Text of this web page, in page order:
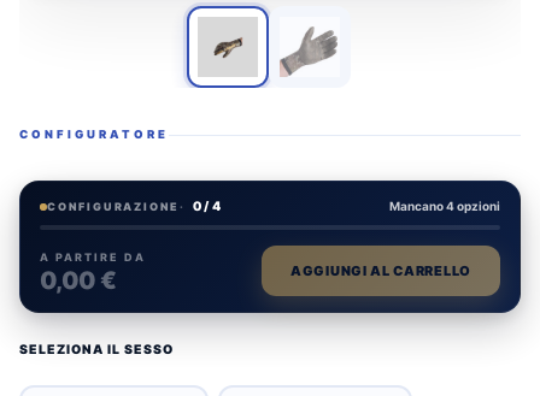
CONFIGURATORE
CONFIGURAZIONE· 0 / 4 Mancano 4 opzioni
A PARTIRE DA
0,00 € AGGIUNGI AL CARRELLO
SELEZIONA IL SESSO